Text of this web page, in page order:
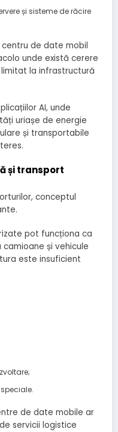
și sisteme de răcire
centru de date mobil
unde există cerere
la infrastructură
AI, unde
uriașe de energie
și transportabile
și transport
conceptul
pot funcționa ca
și vehicule
este insuficient
de date mobile ar
servicii logistice